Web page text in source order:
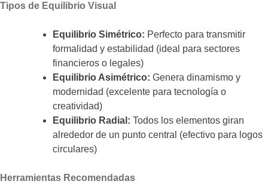
Tipos de Equilibrio Visual
Equilibrio Simétrico: Perfecto para transmitir
formalidad y estabilidad (ideal para sectores
financieros o legales)
Equilibrio Asimétrico: Genera dinamismo y
modernidad (excelente para tecnología o
creatividad)
Equilibrio Radial: Todos los elementos giran
alrededor de un punto central (efectivo para logos
circulares)
Herramientas Recomendadas